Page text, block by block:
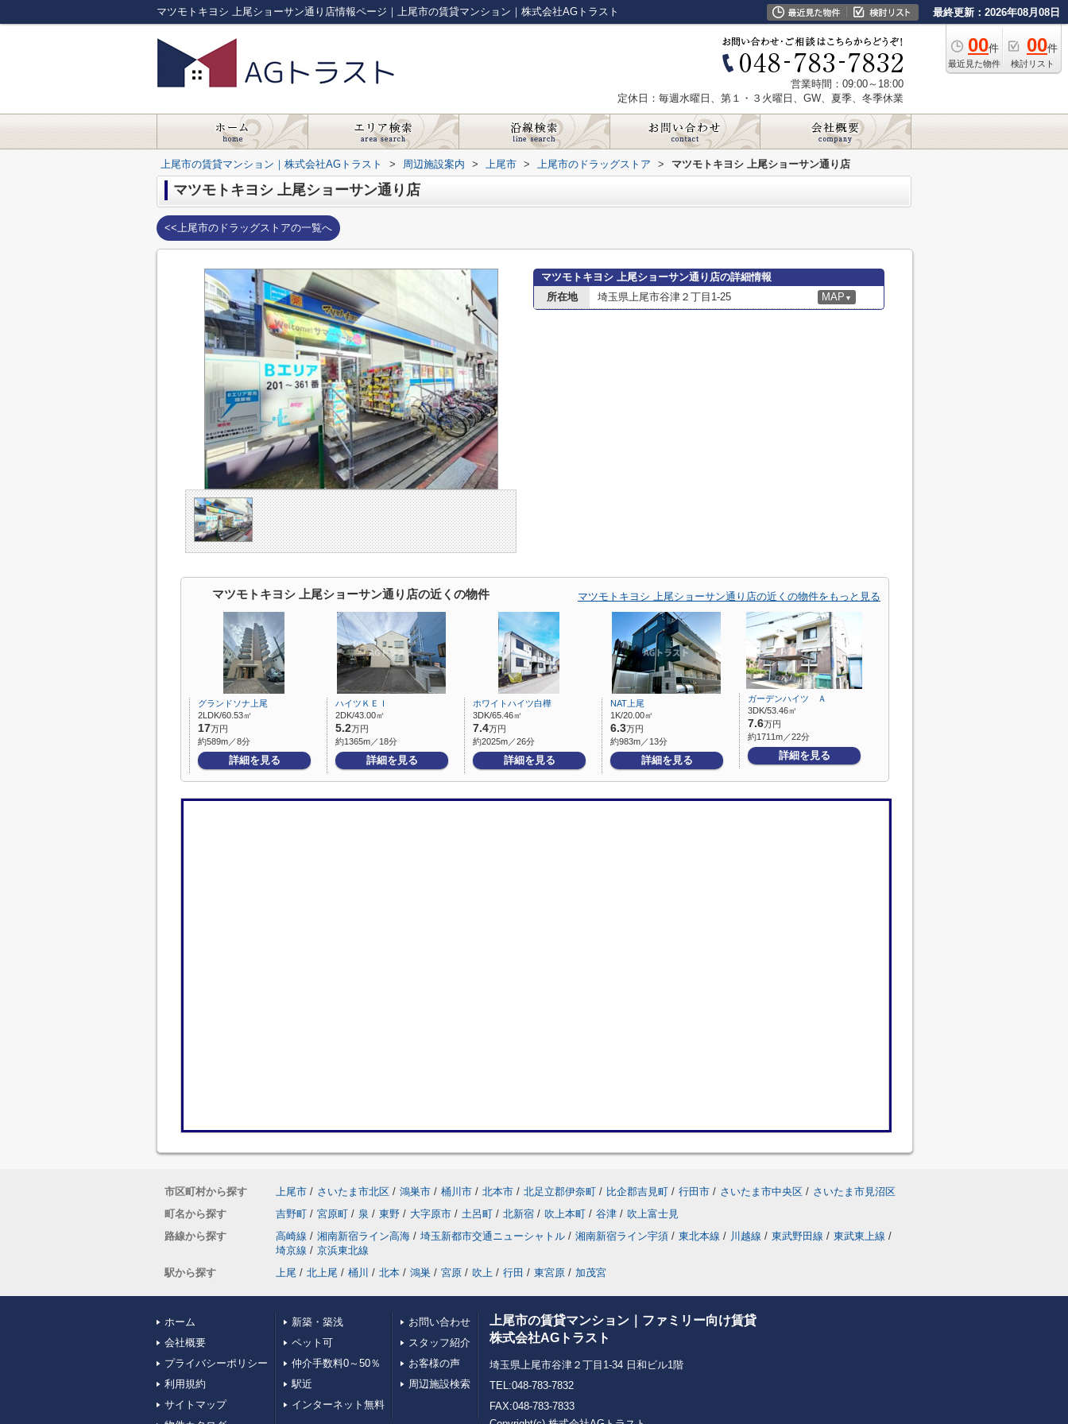
マツモトキヨシ 上尾ショーサン通り店情報ページ｜上尾市の賃貸マンション｜株式会社AGトラスト 最終更新：2026年08月08日
00件
最近見た物件
00件
検討リスト
営業時間：09:00～18:00
定休日：毎週水曜日、第１・３火曜日、GW、夏季、冬季休業
上尾市の賃貸マンション｜株式会社AGトラスト > 周辺施設案内 > 上尾市 > 上尾市のドラッグストア > マツモトキヨシ 上尾ショーサン通り店
マツモトキヨシ 上尾ショーサン通り店
<<上尾市のドラッグストアの一覧へ
マツモトキヨシ 上尾ショーサン通り店の詳細情報
所在地
埼玉県上尾市谷津２丁目1-25 MAP ▼
マツモトキヨシ 上尾ショーサン通り店の近くの物件 マツモトキヨシ 上尾ショーサン通り店の近くの物件をもっと見る
グランドソナ上尾
2LDK/60.53㎡
17万円
約589m／8分
詳細を見る
ハイツＫＥＩ
2DK/43.00㎡
5.2万円
約1365m／18分
詳細を見る
ホワイトハイツ白樺
3DK/65.46㎡
7.4万円
約2025m／26分
詳細を見る
NAT上尾
1K/20.00㎡
6.3万円
約983m／13分
詳細を見る
ガーデンハイツ Ａ
3DK/53.46㎡
7.6万円
約1711m／22分
詳細を見る
市区町村から探す 上尾市 / さいたま市北区 / 鴻巣市 / 桶川市 / 北本市 / 北足立郡伊奈町 / 比企郡吉見町 / 行田市 / さいたま市中央区 / さいたま市見沼区
町名から探す
吉野町 / 宮原町 / 泉 / 東野 / 大字原市 / 土呂町 / 北新宿 / 吹上本町 / 谷津 / 吹上富士見
路線から探す
高崎線 / 湘南新宿ライン高海 / 埼玉新都市交通ニューシャトル / 湘南新宿ライン宇須 / 東北本線 / 川越線 / 東武野田線 / 東武東上線 /
埼京線 / 京浜東北線
駅から探す
上尾 / 北上尾 / 桶川 / 北本 / 鴻巣 / 宮原 / 吹上 / 行田 / 東宮原 / 加茂宮
ホーム
会社概要
プライバシーポリシー
利用規約
サイトマップ
新築・築浅
ペット可
仲介手数料0～50％
駅近
インターネット無料
お問い合わせ
スタッフ紹介
お客様の声
周辺施設検索
上尾市の賃貸マンション｜ファミリー向け賃貸
株式会社AGトラスト
埼玉県上尾市谷津２丁目1-34 日和ビル1階
TEL:048-783-7832
FAX:048-783-7833